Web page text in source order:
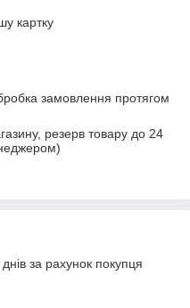
картку
замовлення протягом
резерв товару до 24
за рахунок покупця